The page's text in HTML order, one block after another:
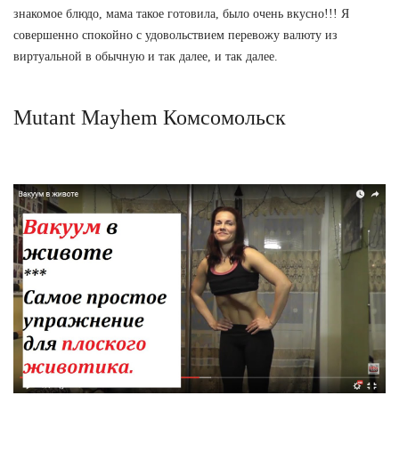
знакомое блюдо, мама такое готовила, было очень вкусно!!! Я
совершенно спокойно с удовольствием перевожу валюту из
виртуальной в обычную и так далее, и так далее.
Mutant Mayhem Комсомольск